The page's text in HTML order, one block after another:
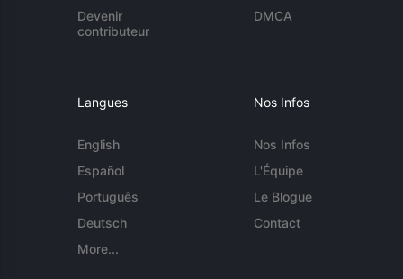
Devenir
contributeur
DMCA
Langues
English
Español
Português
Deutsch
More...
Nos Infos
Nos Infos
L'Équipe
Le Blogue
Contact